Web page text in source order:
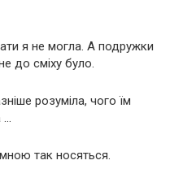
я не могла. А подружки
до сміху було.
розуміла, чого їм
…
так носяться.